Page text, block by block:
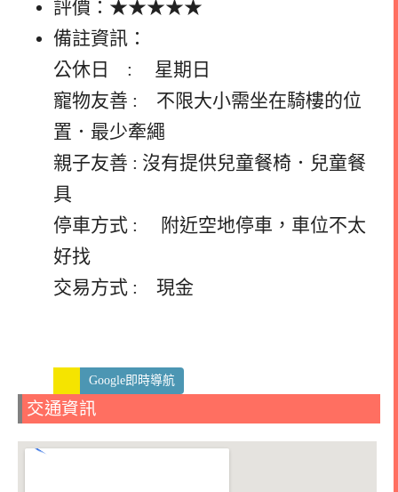
評價：★★★★★
備註資訊：
公休日 : 星期日
寵物友善 : 不限大小需坐在騎樓的位
置．最少牽繩
親子友善 : 沒有提供兒童餐椅．兒童餐
具
停車方式 : 附近空地停車，車位不太
好找
交易方式 : 現金
Google即時導航
交通資訊